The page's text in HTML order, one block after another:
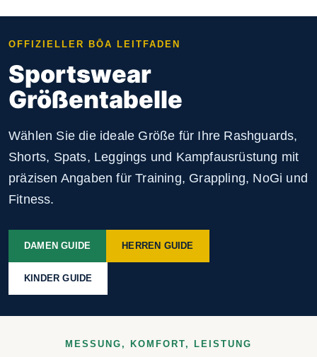
OFFIZIELLER BŌA LEITFADEN
Sportswear
Größentabelle
Wählen Sie die ideale Größe für Ihre Rashguards,
Shorts, Spats, Leggings und Kampfausrüstung mit
präzisen Angaben für Training, Grappling, NoGi und
Fitness.
DAMEN GUIDE HERREN GUIDE
KINDER GUIDE
MESSUNG, KOMFORT, LEISTUNG